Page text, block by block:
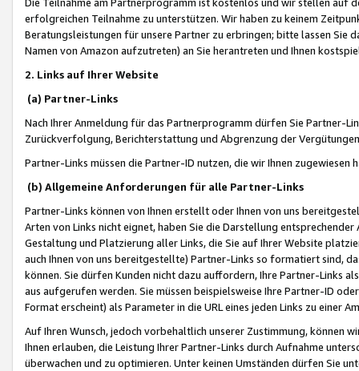
erfolgreichen Teilnahme zu unterstützen. Wir haben zu keinem
Beratungsleistungen für unsere Partner zu erbringen; bitte lassen Sie
Namen von Amazon aufzutreten) an Sie herantreten und Ihnen
2. Links auf Ihrer Website
(a) Partner-Links
Nach Ihrer Anmeldung für das Partnerprogramm dürfen Sie Partner-
Zurückverfolgung, Berichterstattung und Abgrenzung der
Partner-Links müssen die Partner-ID nutzen, die wir Ihnen zugewiesen
(b) Allgemeine Anforderungen für alle Partner-Links
Partner-Links können von Ihnen erstellt oder Ihnen von uns
Arten von Links nicht eignet, haben Sie die Darstellung
Gestaltung und Platzierung aller Links, die Sie auf Ihrer Website
auch Ihnen von uns bereitgestellte) Partner-Links so formatiert sind,
können. Sie dürfen Kunden nicht dazu auffordern, Ihre Partner-Links
aus aufgerufen werden. Sie müssen beispielsweise Ihre Partner-ID
Format erscheint) als Parameter in die URL eines jeden Links zu einer
Auf Ihren Wunsch, jedoch vorbehaltlich unserer Zustimmung, können
Ihnen erlauben, die Leistung Ihrer Partner-Links durch Aufnahme
überwachen und zu optimieren. Unter keinen Umständen dürfen Sie